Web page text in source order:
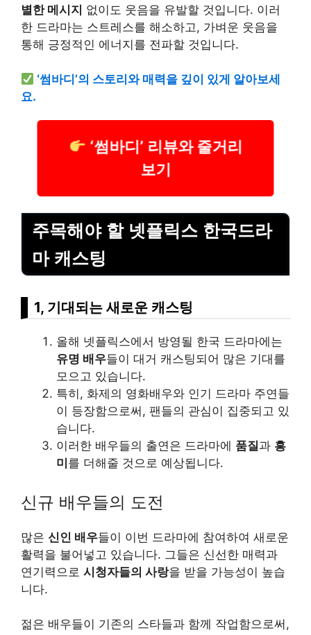
별한 메시지 없이도 웃음을 유발할 것입니다. 이러
한 드라마는 스트레스를 해소하고, 가벼운 웃음을
통해 긍정적인 에너지를 전파할 것입니다.
‘썸바디’의 스토리와 매력을 깊이 있게 알아보세
요.
‘썸바디’ 리뷰와 줄거리
보기
주목해야 할 넷플릭스 한국드라
마 캐스팅
1, 기대되는 새로운 캐스팅
올해 넷플릭스에서 방영될 한국 드라마에는
유명 배우들이 대거 캐스팅되어 많은 기대를
모으고 있습니다.
특히, 화제의 영화배우와 인기 드라마 주연들
이 등장함으로써, 팬들의 관심이 집중되고 있
습니다.
이러한 배우들의 출연은 드라마에 품질과 흥
미 를 더해줄 것으로 예상됩니다.
신규 배우들의 도전
많은 신인 배우들이 이번 드라마에 참여하여 새로운
활력을 불어넣고 있습니다. 그들은 신선한 매력과
연기력으로 시청자들의 사랑을 받을 가능성이 높습
니다.
젊은 배우들이 기존의 스타들과 함께 작업함으로써,